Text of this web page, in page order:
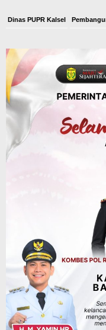
Tahura Sultan
Kebakaran
Dipadamkan,
Memimpin
Agustus 6, 2026
Advertorial
Silaturahmi ke
AKBP Arif
Keamanan
Advertorial Pemkab Balangan
Disporapar
Pelatihan
Jadi Instruktur